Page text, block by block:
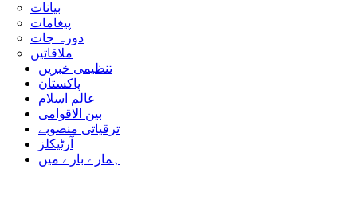
بیانات
پیغامات
دورہ جات
ملاقاتیں
تنظیمی خبریں
پاکستان
عالم اسلام
بین الاقوامی
ترقیاتی منصوبے
آرٹیکلز
ہمارے بارے میں